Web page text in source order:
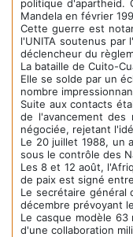
politique d'apartheid.
Mandela en février
Cette guerre est
l'UNITA soutenus
déclencheur du
La bataille de Cuito-
Elle se solde par un
nombre
Suite aux contacts
de l'avancement des
négociée, rejetant
Le 20 juillet 1988, un
sous le contrôle des
Les 8 et 12 août,
de paix est signé
Le secrétaire général
décembre prévoyant
Le casque modèle
d'une collaboration